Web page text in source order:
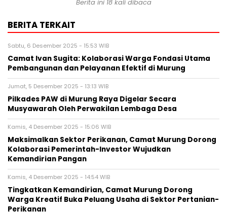
Berita ini 18 kali dibaca
BERITA TERKAIT
Sabtu, 6 Desember 2025 - 15:53 WIB
Camat Ivan Sugita: Kolaborasi Warga Fondasi Utama
Pembangunan dan Pelayanan Efektif di Murung
Jumat, 5 Desember 2025 - 13:13 WIB
Pilkades PAW di Murung Raya Digelar Secara
Musyawarah Oleh Perwakilan Lembaga Desa
Kamis, 4 Desember 2025 - 15:06 WIB
Maksimalkan Sektor Perikanan, Camat Murung Dorong
Kolaborasi Pemerintah-Investor Wujudkan
Kemandirian Pangan
Kamis, 4 Desember 2025 - 14:54 WIB
Tingkatkan Kemandirian, Camat Murung Dorong
Warga Kreatif Buka Peluang Usaha di Sektor Pertanian-
Perikanan